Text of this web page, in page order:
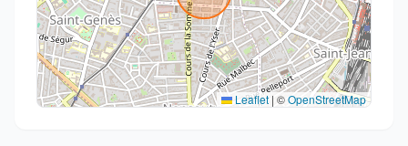
Leaflet | ©OpenStreetMap